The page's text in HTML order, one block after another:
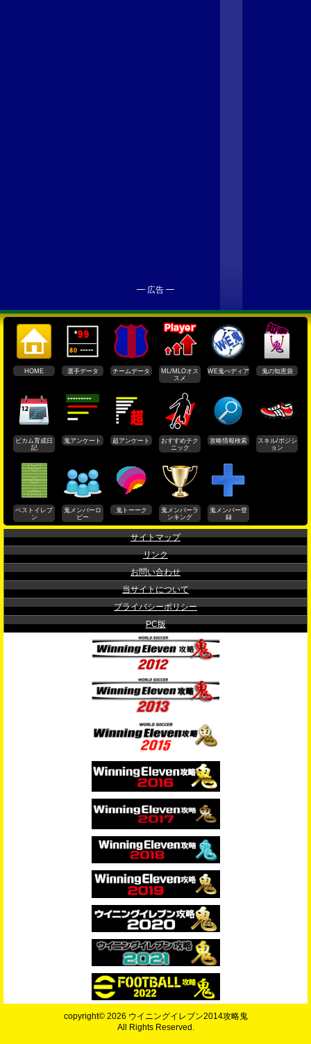
━ 広告 ━
HOME 選手データ チームデータ
ML/MLOオス
スメ
WE鬼ぺディア 鬼の知恵袋
ビカム育成日
記
鬼アンケート 超アンケート
おすすめテク
ニック
攻略情報検索
スキル/ポジシ
ョン
ベストイレブ
ン
鬼メンバーロ
ビー
鬼トーーク
鬼メンバーラ
ンキング
鬼メンバー登
録
サイトマップ
リンク
お問い合わせ
当サイトについて
プライバシーポリシー
PC版
copyright© 2026 ウイニングイレブン2014攻略鬼
All Rights Reserved.